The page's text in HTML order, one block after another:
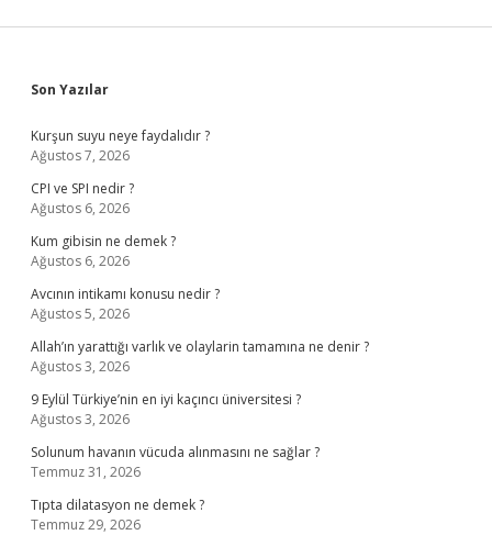
Sidebar
Son Yazılar
Kurşun suyu neye faydalıdır ?
Ağustos 7, 2026
CPI ve SPI nedir ?
Ağustos 6, 2026
Kum gibisin ne demek ?
Ağustos 6, 2026
Avcının intikamı konusu nedir ?
Ağustos 5, 2026
Allah’ın yarattığı varlık ve olaylarin tamamına ne denir ?
Ağustos 3, 2026
9 Eylül Türkiye’nin en iyi kaçıncı üniversitesi ?
Ağustos 3, 2026
Solunum havanın vücuda alınmasını ne sağlar ?
Temmuz 31, 2026
Tıpta dilatasyon ne demek ?
Temmuz 29, 2026